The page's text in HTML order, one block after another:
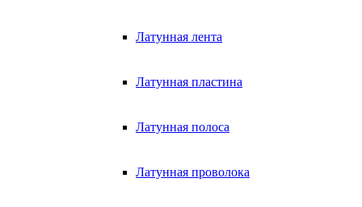
Латунная лента
Латунная пластина
Латунная полоса
Латунная проволока